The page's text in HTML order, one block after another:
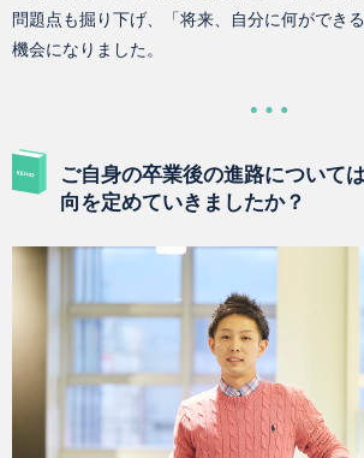
問題点も掘り下げ、「将来、自分に何ができ
機会になりました。
ご自身の卒業後の進路について
向を定めていきましたか？